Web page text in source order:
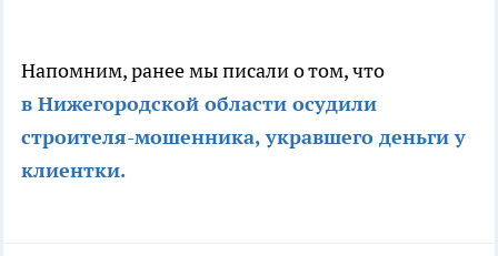
Напомним, ранее мы писали о том, что
в Нижегородской области осудили
строителя-мошенника, укравшего деньги у
клиентки.